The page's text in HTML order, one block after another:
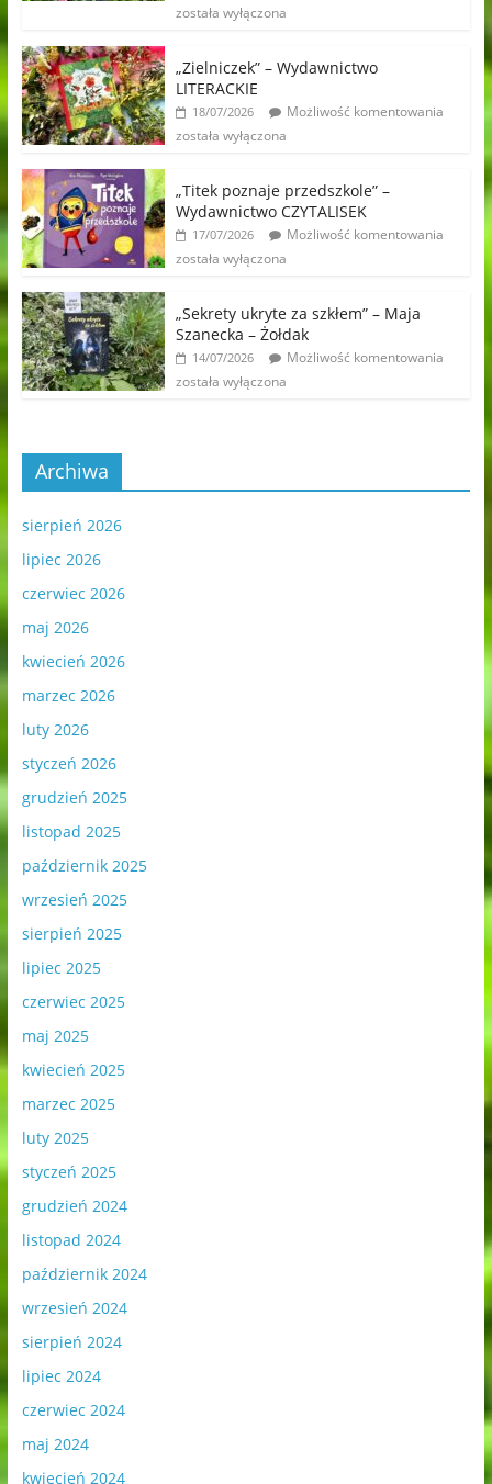
została wyłączona
„Zielniczek” – Wydawnictwo
LITERACKIE
18/07/2026
Możliwość komentowania
została wyłączona
„Titek poznaje przedszkole” –
Wydawnictwo CZYTALISEK
17/07/2026
Możliwość komentowania
została wyłączona
„Sekrety ukryte za szkłem” – Maja
Szanecka – Żołdak
14/07/2026
Możliwość komentowania
została wyłączona
Archiwa
sierpień 2026
lipiec 2026
czerwiec 2026
maj 2026
kwiecień 2026
marzec 2026
luty 2026
styczeń 2026
grudzień 2025
listopad 2025
październik 2025
wrzesień 2025
sierpień 2025
lipiec 2025
czerwiec 2025
maj 2025
kwiecień 2025
marzec 2025
luty 2025
styczeń 2025
grudzień 2024
listopad 2024
październik 2024
wrzesień 2024
sierpień 2024
lipiec 2024
czerwiec 2024
maj 2024
kwiecień 2024